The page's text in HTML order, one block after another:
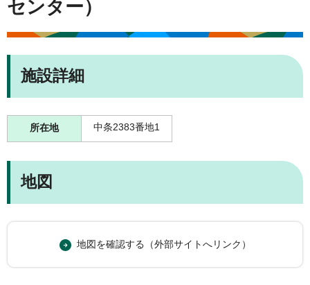
センター）
施設詳細
所在地 中条2383番地1
地図
地図を確認する（外部サイトへリンク）